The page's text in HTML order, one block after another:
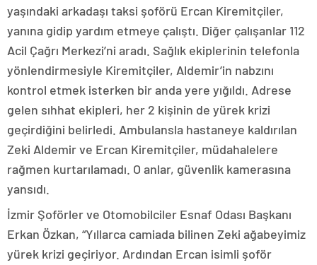
yaşındaki arkadaşı taksi şoförü Ercan Kiremitçiler,
yanına gidip yardım etmeye çalıştı. Diğer çalışanlar 112
Acil Çağrı Merkezi’ni aradı. Sağlık ekiplerinin telefonla
yönlendirmesiyle Kiremitçiler, Aldemir’in nabzını
kontrol etmek isterken bir anda yere yığıldı. Adrese
gelen sıhhat ekipleri, her 2 kişinin de yürek krizi
geçirdiğini belirledi. Ambulansla hastaneye kaldırılan
Zeki Aldemir ve Ercan Kiremitçiler, müdahalelere
rağmen kurtarılamadı. O anlar, güvenlik kamerasına
yansıdı.
İzmir Şoförler ve Otomobilciler Esnaf Odası Başkanı
Erkan Özkan, “Yıllarca camiada bilinen Zeki ağabeyimiz
yürek krizi geçiriyor. Ardından Ercan isimli şoför